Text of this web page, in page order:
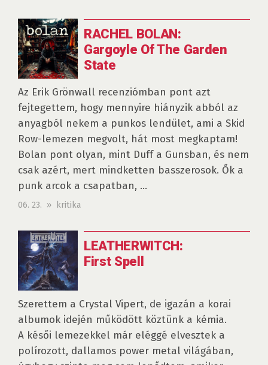
RACHEL BOLAN:
Gargoyle Of The Garden
State
Az Erik Grönwall recenziómban pont azt
fejtegettem, hogy mennyire hiányzik abból az
anyagból nekem a punkos lendület, ami a Skid
Row-lemezen megvolt, hát most megkaptam!
Bolan pont olyan, mint Duff a Gunsban, és nem
csak azért, mert mindketten basszerosok. Ők a
punk arcok a csapatban, ...
06. 23. » kritika
LEATHERWITCH:
First Spell
Szerettem a Crystal Vipert, de igazán a korai
albumok idején működött köztünk a kémia.
A késői lemezekkel már eléggé elvesztek a
polírozott, dallamos power metal világában,